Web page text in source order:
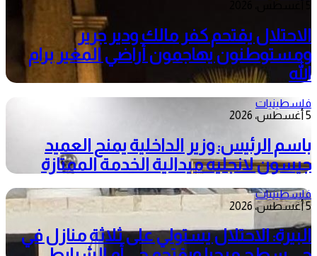
الاحتلال يقتحم كفر مالك ودير جرير
ومستوطنون يهاجمون أراضي المغير برام
الله
فلسطينيات
5 أغسطس، 2026
باسم الرئيس: وزير الداخلية يمنح العميد
جيسون لانجليه ميدالية الخدمة الممتازة
فلسطينيات
5 أغسطس، 2026
البيرة: الاحتلال يستولي على ثلاثة منازل في